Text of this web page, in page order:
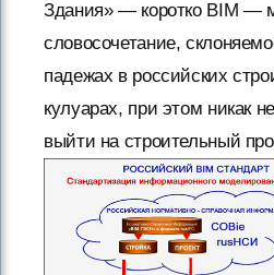
Здания» — коротко BIM —
словосочетание,
падежах в российских
кулуарах, при этом никак
выйти на строительный